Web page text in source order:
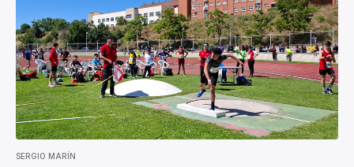
SERGIO MARÍN